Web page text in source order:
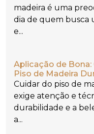
madeira é uma
dia de quem busca
e...
Aplicação de
Piso de Madeira
Cuidar do piso de
exige atenção e
durabilidade e a
a...